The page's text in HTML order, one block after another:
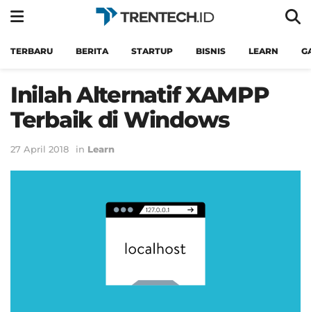
TERBARU BERITA STARTUP BISNIS LEARN
Inilah Alternatif XAMPP
Terbaik di Windows
27 April 2018 in Learn